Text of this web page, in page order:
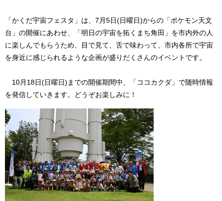
「かくだ宇宙フェスタ」は、7月5日(日曜日)からの「ポケモン天文
台」の開催にあわせ、「明日の宇宙を拓くまち角田」を市内外の人
に楽しんでもらうため、目で見て、舌で味わって、市内各所で宇宙
を身近に感じられるような企画が盛りだくさんのイベントです。
10月18日(日曜日)までの開催期間中、「ココカクダ」で随時情報
を発信していきます。どうぞお楽しみに！